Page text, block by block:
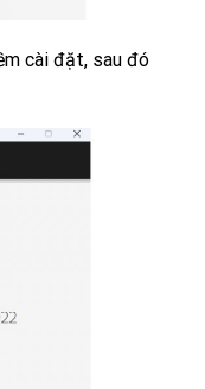
cài đặt, sau đó